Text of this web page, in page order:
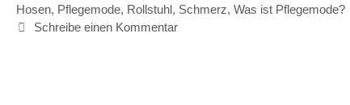
Hosen, Pflegemode, Rollstuhl, Schmerz, Was ist Pflegemode?
Schreibe einen Kommentar